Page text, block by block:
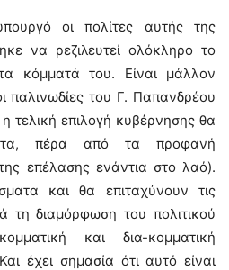
οι πολίτες αυτής της
να ρεζιλευτεί ολόκληρο το
κόμματά του. Είναι μάλλον
παλινωδίες του Γ. Παπανδρέου
τελική επιλογή κυβέρνησης θα
πέρα από τα προφανή
επέλασης ενάντια στο λαό).
και θα επιταχύνουν τις
τη διαμόρφωση του πολιτικού
και δια-κομματική
έχει σημασία ότι αυτό είναι